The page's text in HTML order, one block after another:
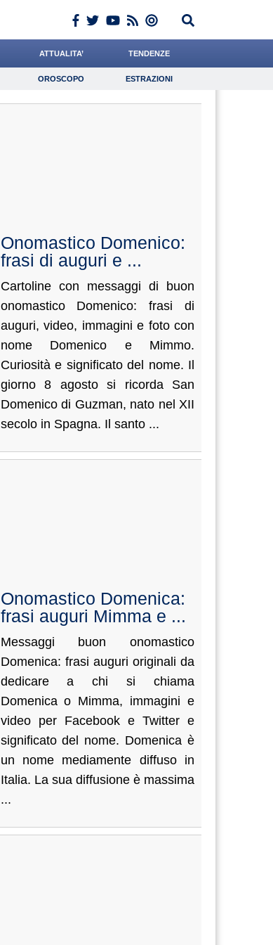
ATTUALITA’ TENDENZE
Oroscopo Estrazioni
OROSCOPO ESTRAZIONI
Onomastico Domenico:
frasi di auguri e ...
Cartoline con messaggi di buon
onomastico Domenico: frasi di
auguri, video, immagini e foto con
nome Domenico e Mimmo.
Curiosità e significato del nome. Il
giorno 8 agosto si ricorda San
Domenico di Guzman, nato nel XII
secolo in Spagna. Il santo ...
Onomastico Domenica:
frasi auguri Mimma e ...
Messaggi buon onomastico
Domenica: frasi auguri originali da
dedicare a chi si chiama
Domenica o Mimma, immagini e
video per Facebook e Twitter e
significato del nome. Domenica è
un nome mediamente diffuso in
Italia. La sua diffusione è massima
...